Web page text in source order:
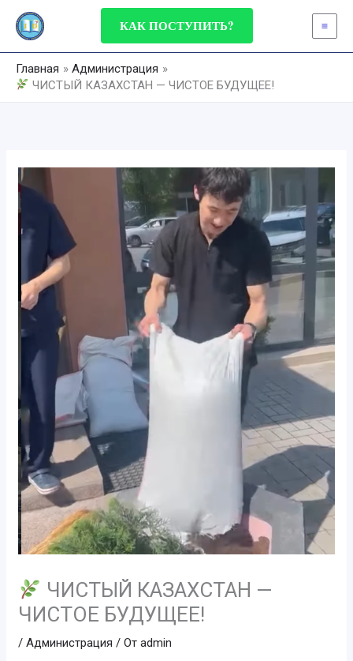
Перейти
КАК ПОСТУПИТЬ?
Главная
Администрация
ЧИСТЫЙ КАЗАХСТАН — ЧИСТОЕ БУДУЩЕЕ!
ЧИСТЫЙ КАЗАХСТАН —
ЧИСТОЕ БУДУЩЕЕ!
/Администрация / Отadmin